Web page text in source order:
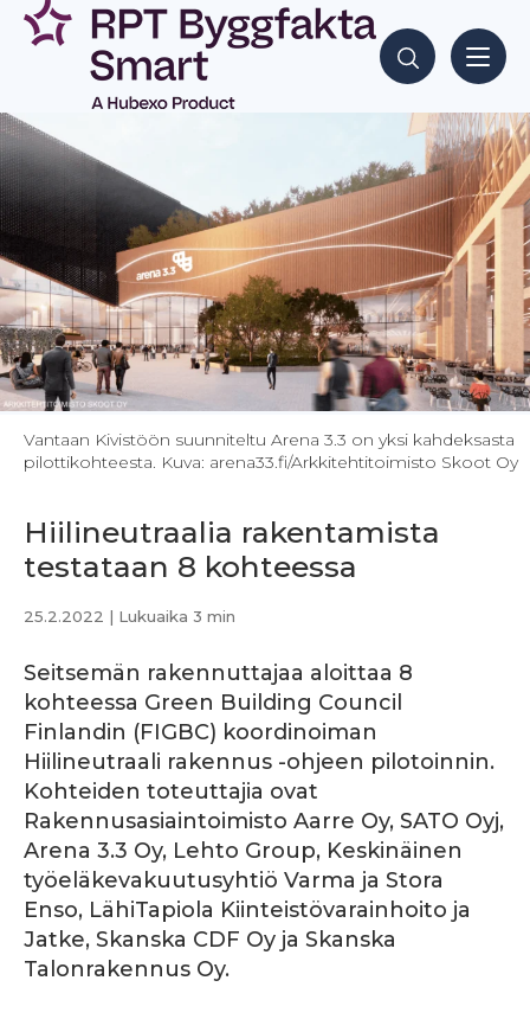
Siirry
sisältöön
Hae sisältöjä
Vantaan Kivistöön suunniteltu Arena 3.3 on yksi kahdeksasta
pilottikohteesta. Kuva: arena33.fi/Arkkitehtitoimisto Skoot Oy
Hiilineutraalia rakentamista
testataan 8 kohteessa
25.2.2022 | Lukuaika 3 min
Seitsemän rakennuttajaa aloittaa 8
kohteessa Green Building Council
Finlandin (FIGBC) koordinoiman
Hiilineutraali rakennus -ohjeen pilotoinnin.
Kohteiden toteuttajia ovat
Rakennusasiaintoimisto Aarre Oy, SATO Oyj,
Arena 3.3 Oy, Lehto Group, Keskinäinen
työeläkevakuutusyhtiö Varma ja Stora
Enso, LähiTapiola Kiinteistövarainhoito ja
Jatke, Skanska CDF Oy ja Skanska
Talonrakennus Oy.